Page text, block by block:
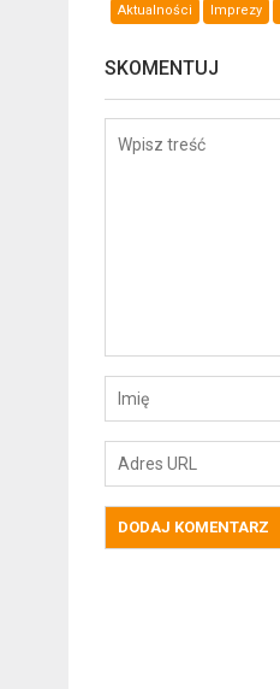
Aktualności Imprezy
SKOMENTUJ